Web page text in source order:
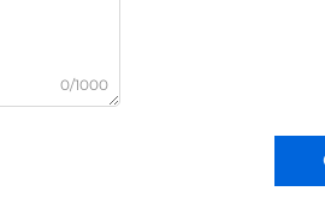
0/1000